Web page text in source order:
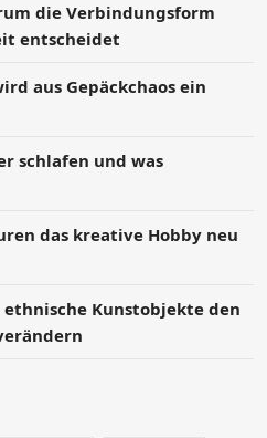
die Verbindungsform
entscheidet
aus Gepäckchaos ein
schlafen und was
das kreative Hobby neu
Kunstobjekte den